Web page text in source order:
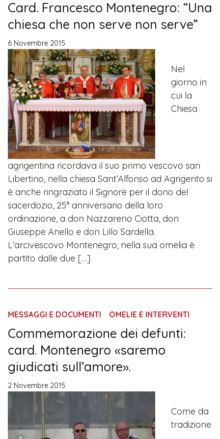
Card. Francesco Montenegro: “Una
chiesa che non serve non serve”
6 Novembre 2015
Nel
giorno in
cui la
Chiesa
agrigentina ricordava il suo primo vescovo san
Libertino, nella chiesa Sant’Alfonso ad Agrigento si
è anche ringraziato il Signore per il dono del
sacerdozio, 25° anniversario della loro
ordinazione, a don Nazzareno Ciotta, don
Giuseppe Anello e don Lillo Sardella.
L’arcivescovo Montenegro, nella sua omelia è
partito dalle due […]
MESSAGGI E DOCUMENTI OMELIE E INTERVENTI
Commemorazione dei defunti:
card. Montenegro «saremo
giudicati sull’amore».
2 Novembre 2015
Come da
tradizione